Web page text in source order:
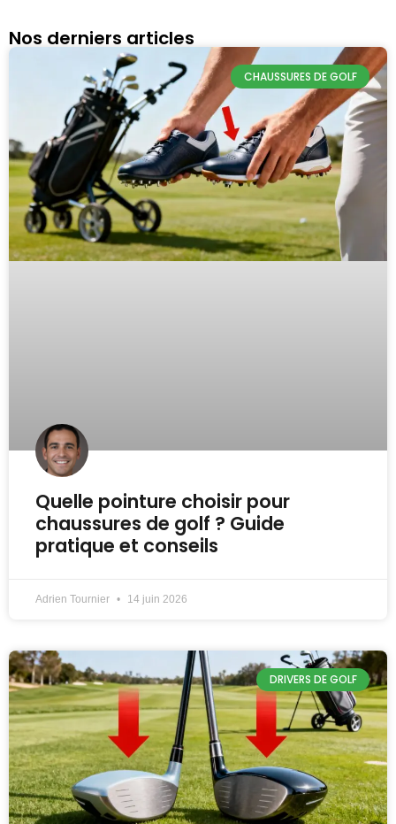
Nos derniers articles
CHAUSSURES DE GOLF
Quelle pointure choisir pour
chaussures de golf ? Guide
pratique et conseils
Adrien Tournier 14 juin 2026
DRIVERS DE GOLF